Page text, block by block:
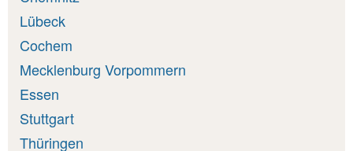
Lübeck
Cochem
Mecklenburg Vorpommern
Essen
Stuttgart
Thüringen